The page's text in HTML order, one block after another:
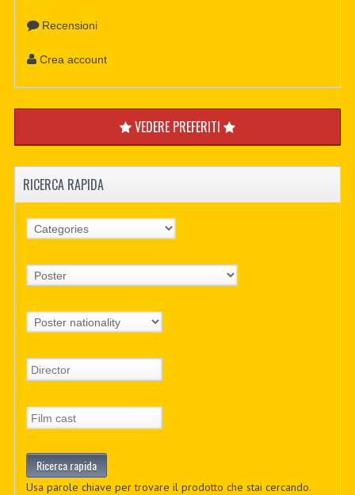
Recensioni
Crea account
VEDERE PREFERITI
RICERCA RAPIDA
Usa parole chiave per trovare il prodotto che stai cercando.